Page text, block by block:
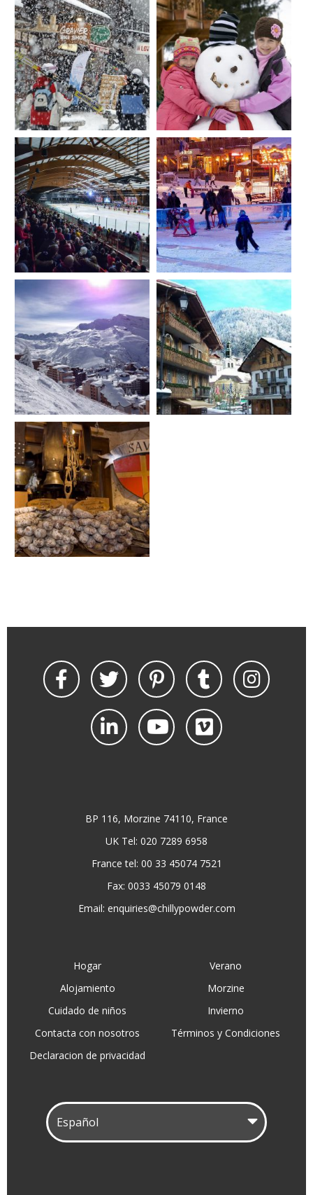
BP 116, Morzine 74110, France
UK Tel: 020 7289 6958
France tel: 00 33 45074 7521
Fax: 0033 45079 0148
Email: enquiries@chillypowder.com
Hogar
Verano
Alojamiento
Morzine
Cuidado de niños
Invierno
Contacta con nosotros
Términos y Condiciones
Declaracion de privacidad